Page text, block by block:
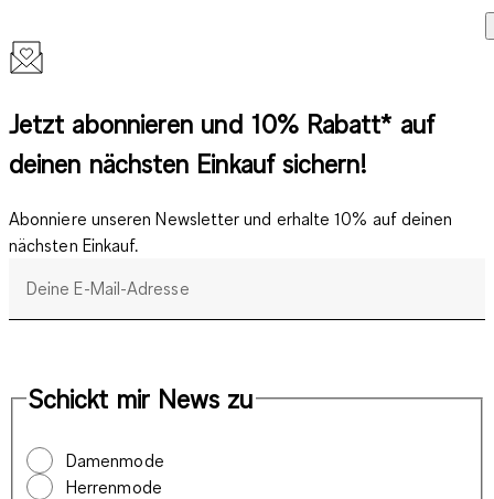
Jetzt abonnieren und 10% Rabatt* auf
deinen nächsten Einkauf sichern!
Abonniere unseren Newsletter und erhalte 10% auf deinen
nächsten Einkauf.
Deine E-Mail-Adresse
Schickt mir News zu
Damenmode
Herrenmode